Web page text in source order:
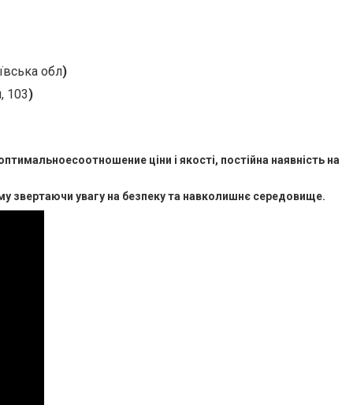
обл)
103)
ціни і якості, постійна наявність на
звертаючи увагу на безпеку та навколишнє середовище.